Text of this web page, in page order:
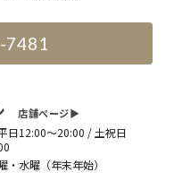
7481
店舗ページ▶︎
日12:00〜20:00 / 土祝日
・水曜（年末年始）